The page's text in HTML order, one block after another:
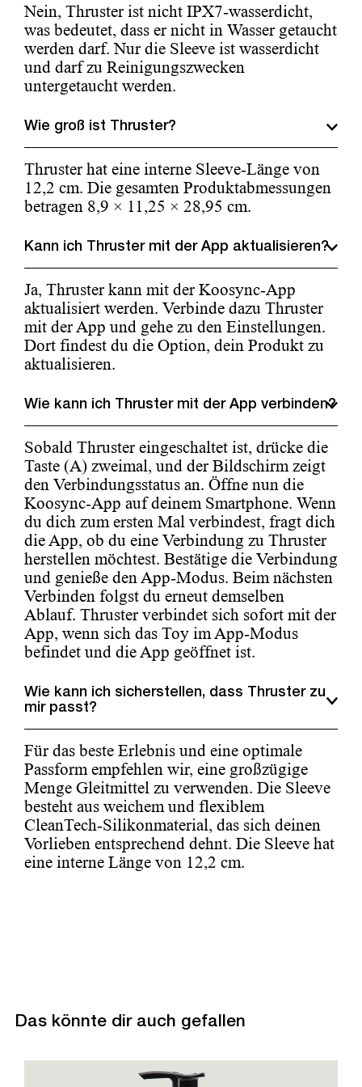
Nein, Thruster ist nicht IPX7-wasserdicht,
was bedeutet, dass er nicht in Wasser getaucht
werden darf. Nur die Sleeve ist wasserdicht
und darf zu Reinigungszwecken
untergetaucht werden.
Wie groß ist Thruster?
Thruster hat eine interne Sleeve-Länge von
12,2 cm. Die gesamten Produktabmessungen
betragen 8,9 × 11,25 × 28,95 cm.
Kann ich Thruster mit der App aktualisieren?
Ja, Thruster kann mit der Koosync-App
aktualisiert werden. Verbinde dazu Thruster
mit der App und gehe zu den Einstellungen.
Dort findest du die Option, dein Produkt zu
aktualisieren.
Wie kann ich Thruster mit der App verbinden?
Sobald Thruster eingeschaltet ist, drücke die
Taste (A) zweimal, und der Bildschirm zeigt
den Verbindungsstatus an. Öffne nun die
Koosync-App auf deinem Smartphone. Wenn
du dich zum ersten Mal verbindest, fragt dich
die App, ob du eine Verbindung zu Thruster
herstellen möchtest. Bestätige die Verbindung
und genieße den App-Modus. Beim nächsten
Verbinden folgst du erneut demselben
Ablauf. Thruster verbindet sich sofort mit der
App, wenn sich das Toy im App-Modus
befindet und die App geöffnet ist.
Wie kann ich sicherstellen, dass Thruster zu
mir passt?
Für das beste Erlebnis und eine optimale
Passform empfehlen wir, eine großzügige
Menge Gleitmittel zu verwenden. Die Sleeve
besteht aus weichem und flexiblem
CleanTech-Silikonmaterial, das sich deinen
Vorlieben entsprechend dehnt. Die Sleeve hat
eine interne Länge von 12,2 cm.
Das könnte dir auch gefallen